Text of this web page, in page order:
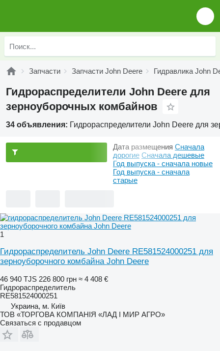
Запчасти Запчасти John Deere Гидравлика John
Гидрораспределители John Deere для
зерноуборочных комбайнов
34 объявления: Гидрораспределители John Deere для
Дата размещения Сначала
дорогие Сначала дешевые
Год выпуска - сначала новые
Год выпуска - сначала
старые
1
Гидрораспределитель John Deere RE581524000251 для
зерноуборочного комбайна John Deere
46 940 TJS 226 800 грн ≈ 4 408 €
Гидрораспределитель
RE581524000251
Украина, м. Київ
ТОВ «ТОРГОВА КОМПАНІЯ «ЛАД І МИР АГРО»
Связаться с продавцом